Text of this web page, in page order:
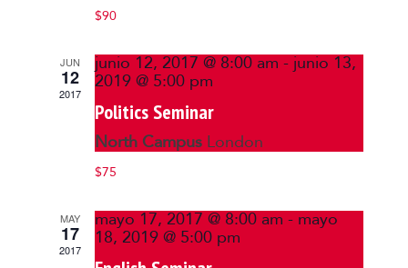
$90
JUN
12
2017
junio 12, 2017 @ 8:00 am - junio 13,
2019 @ 5:00 pm
Politics Seminar
North Campus London
$75
MAY
17
2017
mayo 17, 2017 @ 8:00 am - mayo
18, 2019 @ 5:00 pm